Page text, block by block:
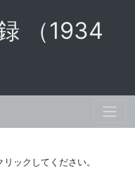
（1934
ックしてください。